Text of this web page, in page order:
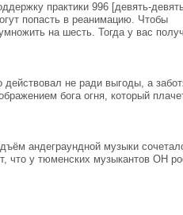
практики 996 [девять-
попасть в реанимацию. Чтобы
на шесть. Тогда у вас
действовал не ради выгоды, а
бога огня, который
андеграундной музыки
что у тюменских музыкантов ОН